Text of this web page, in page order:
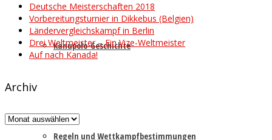
Kanupolo-Geschichte
Regeln und Wettkampfbestimmungen
Deutsche Meisterschaften 2018
Vorbereitungsturnier in Dikkebus (Belgien)
Ländervergleichskampf in Berlin
Drei Weltmeister – Ein Vize-Weltmeister
Auf nach Kanada!
Archiv
Archiv